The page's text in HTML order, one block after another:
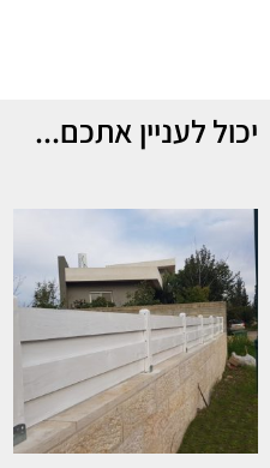
יכול לעניין אתכם...